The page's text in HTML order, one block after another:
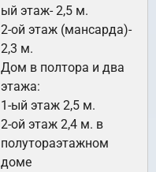
ый этаж- 2,5 м.
2-ой этаж (мансарда)-
2,3 м.
Дом в полтора и два
этажа:
1-ый этаж 2,5 м.
2-ой этаж 2,4 м. в
полутораэтажном
доме